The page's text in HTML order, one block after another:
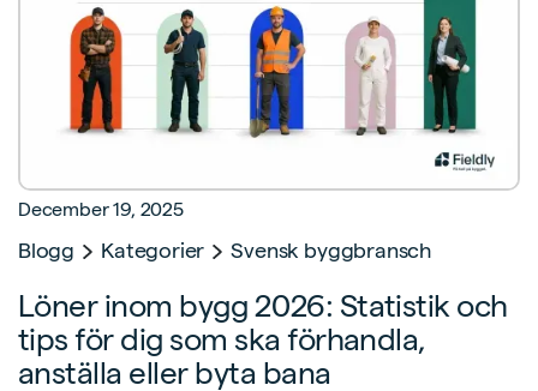
December 19, 2025
Blogg Kategorier Svensk byggbransch
Löner inom bygg 2026: Statistik och
tips för dig som ska förhandla,
anställa eller byta bana